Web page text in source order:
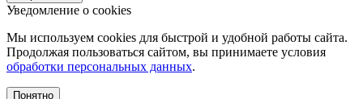
Уведомление о cookies
Мы используем cookies для быстрой и удобной работы сайта.
Продолжая пользоваться сайтом, вы принимаете условия
обработки персональных данных.
Понятно